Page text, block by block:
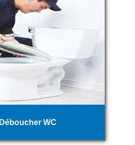
Déboucher WC